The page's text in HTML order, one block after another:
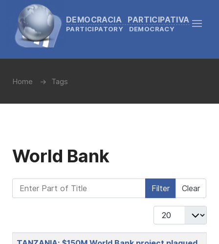
DEMOCRACIA PARTICIPATIVA
PARTICIPATORY DEMOCRACY
Home Tags
World Bank
Enter Part of Title Filter Clear
Display #